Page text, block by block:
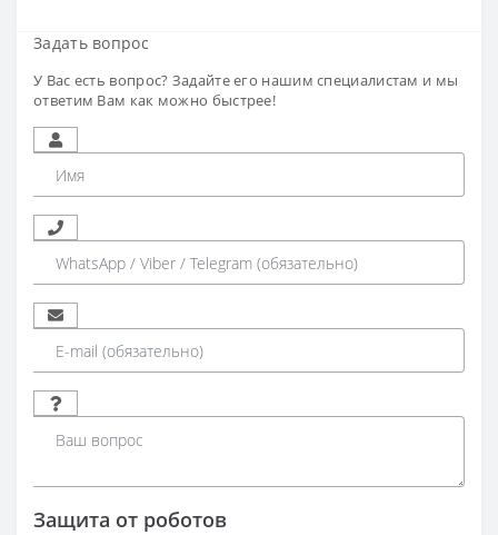
Задать вопрос
У Вас есть вопрос? Задайте его нашим специалистам и мы
ответим Вам как можно быстрее!
Защита от роботов